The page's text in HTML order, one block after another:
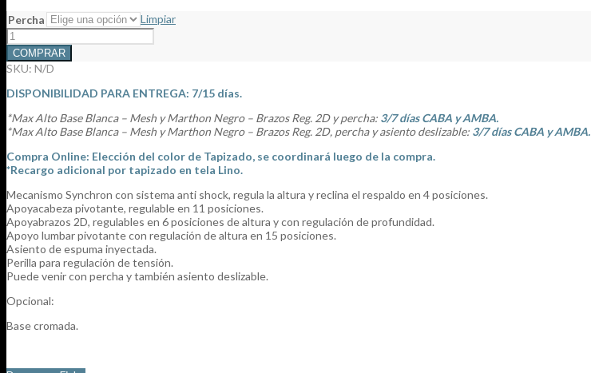
Percha
Limpiar
Sillón
de
Escritorio
MAX
WHITE
ALTO
cantidad
COMPRAR
SKU: N/D
DISPONIBILIDAD PARA ENTREGA: 7/15 días.
*Max Alto Base Blanca – Mesh y Marthon Negro – Brazos Reg. 2D y percha: 3/7 días CABA y AMBA.
*Max Alto Base Blanca – Mesh y Marthon Negro – Brazos Reg. 2D, percha y asiento deslizable: 3/7 días CABA y AMBA.
Compra Online: Elección del color de Tapizado, se coordinará luego de la compra.
*Recargo adicional por tapizado en tela Lino.
Mecanismo Synchron con sistema anti shock, regula la altura y reclina el respaldo en 4 posiciones.
Apoyacabeza pivotante, regulable en 11 posiciones.
Apoyabrazos 2D, regulables en 6 posiciones de altura y con regulación de profundidad.
Apoyo lumbar pivotante con regulación de altura en 15 posiciones.
Asiento de espuma inyectada.
Perilla para regulación de tensión.
Puede venir con percha y también asiento deslizable.
Opcional:
Base cromada.